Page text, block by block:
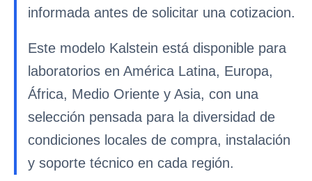
informada antes de solicitar una cotizacion.
Este modelo Kalstein está disponible para
laboratorios en América Latina, Europa,
África, Medio Oriente y Asia, con una
selección pensada para la diversidad de
condiciones locales de compra, instalación
y soporte técnico en cada región.